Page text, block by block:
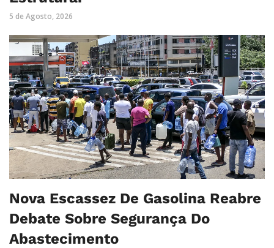
5 de Agosto, 2026
Nova Escassez De Gasolina Reabre
Debate Sobre Segurança Do
Abastecimento